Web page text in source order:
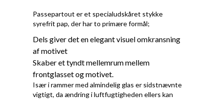
Passepartout er et specialudskåret stykke
syrefrit pap, der har to primære formål;
Dels giver det en elegant visuel omkransning
af motivet
Skaber et tyndt mellemrum mellem
frontglasset og motivet.
Især i rammer med almindelig glas er sidstnævnte
vigtigt, da ændring i luftfugtigheden ellers kan